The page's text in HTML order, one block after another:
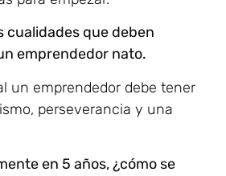
cualidades que deben
emprendedor nato.
un emprendedor debe tener
perseverancia y una
en 5 años, ¿cómo se